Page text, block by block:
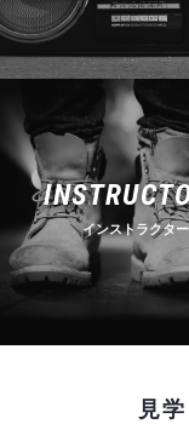
インストラクター
見